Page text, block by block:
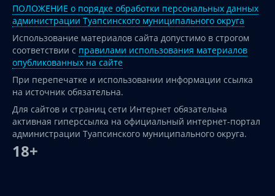
ПОЛОЖЕНИЕ о порядке обработки персональных данных
администрации Туапсинского муниципального округа
Использование материалов сайта допустимо в строгом
соответствии с правилами использования материалов
опубликованных на сайте
При перепечатке и использовании информации ссылка
на источник обязательна.
Для сайтов и страниц сети Интернет обязательна
активная гиперссылка на официальный интернет-портал
администрации Туапсинского муниципального округа.
18+